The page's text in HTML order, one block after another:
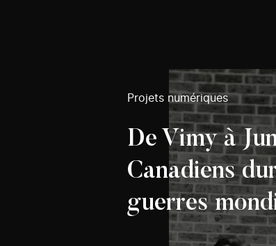
Projets numériques
De Vimy à
Canadiens
guerres